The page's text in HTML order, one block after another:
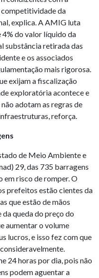
competitividade da
explica. A AMIG luta
4% do valor líquido da
substância retirada das
e os associados
mais rigorosa.
exijam a fiscalização
exploratória acontece e
adotam as regras de
reforça.
de Meio Ambiente e
29, das 735 barragens
em risco de romper. O
prefeitos estão cientes da
que estão de mãos
da queda do preço do
aumentar o volume
lucros, e isso fez com que
24 horas por dia, pois não
podem aguentar a